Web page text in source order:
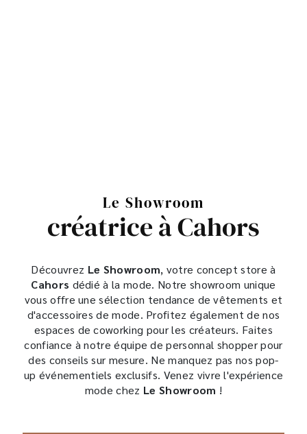
Le Showroom
créatrice à Cahors
Découvrez Le Showroom, votre concept store à
Cahors dédié à la mode. Notre showroom unique
vous offre une sélection tendance de vêtements et
d'accessoires de mode. Profitez également de nos
espaces de coworking pour les créateurs. Faites
confiance à notre équipe de personnal shopper pour
des conseils sur mesure. Ne manquez pas nos pop-
up événementiels exclusifs. Venez vivre l'expérience
mode chez Le Showroom !